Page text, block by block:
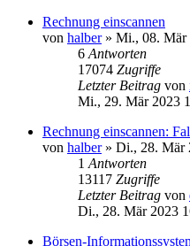
Rechnung einscannen
von halber» Mi., 08. Mär
6 Antworten
17074 Zugriffe
Letzter Beitrag von
Mi., 29. Mär 2023
Rechnung einscannen:
von halber» Di., 28. Mär
1 Antworten
13117 Zugriffe
Letzter Beitrag von
Di., 28. Mär 2023
Börsen-